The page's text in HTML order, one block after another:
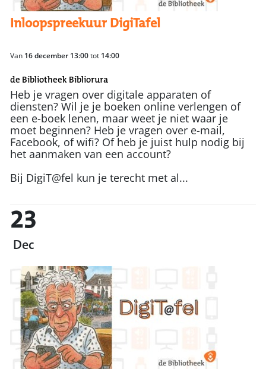
Inloopspreekuur DigiTafel
Van 16 december 13:00tot 14:00
de Bibliotheek Bibliorura
Heb je vragen over digitale apparaten of
diensten? Wil je je boeken online verlengen of
een e-boek lenen, maar weet je niet waar je
moet beginnen? Heb je vragen over e-mail,
Facebook, of wifi? Of heb je juist hulp nodig bij
het aanmaken van een account?
Bij DigiT@fel kun je terecht met al...
23
Dec